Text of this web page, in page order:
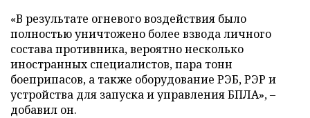
«В результате огневого воздействия было
полностью уничтожено более взвода личного
состава противника, вероятно несколько
иностранных специалистов, пара тонн
боеприпасов, а также оборудование РЭБ, РЭР и
устройства для запуска и управления БПЛА», –
добавил он.